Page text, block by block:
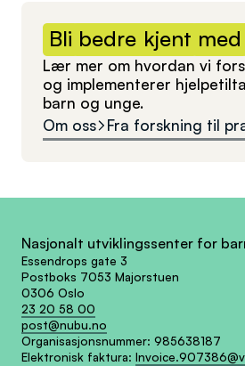
Bli bedre kjent med
Lær mer om hvordan vi
og implementerer
barn og unge.
Om oss
Fra forskning til
Nasjonalt utviklingssenter for
Essendrops gate 3
Postboks 7053 Majorstuen
0306 Oslo
23 20 58 00
post@nubu.no
Organisasjonsnummer: 985638187
Elektronisk faktura: